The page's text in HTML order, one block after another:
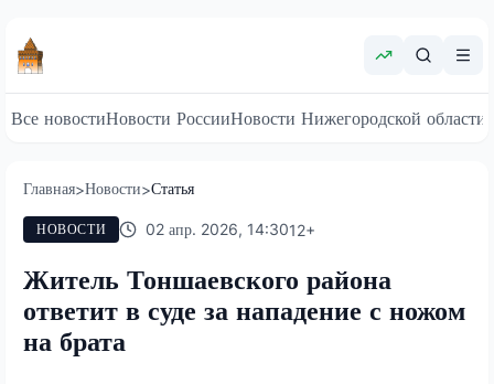
Все новостиНовости РоссииНовости Нижегородской области
Главная>Новости>Статья
НОВОСТИ 02 апр. 2026, 14:3012+
Житель Тоншаевского района
ответит в суде за нападение с ножом
на брата